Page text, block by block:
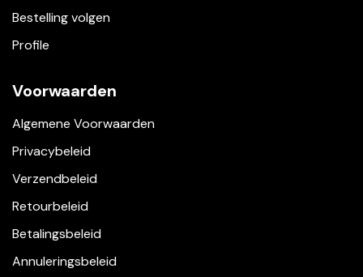
Bestelling volgen
Profile
Voorwaarden
Algemene Voorwaarden
Privacybeleid
Verzendbeleid
Retourbeleid
Betalingsbeleid
Annuleringsbeleid